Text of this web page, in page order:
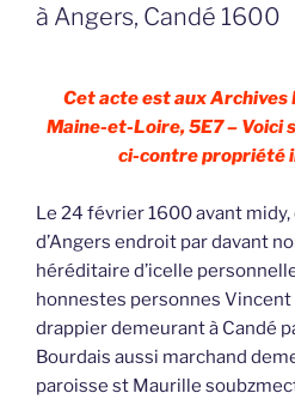
à Angers, Candé 1600
Cet acte est aux
Maine-et-Loire, 5E7 – Voici
ci-contre propriété
Le 24 février 1600 avant midy,
d’Angers endroit par davant
héréditaire d’icelle
honnestes personnes Vincent
drappier demeurant à Candé
Bourdais aussi marchand
paroisse st Maurille